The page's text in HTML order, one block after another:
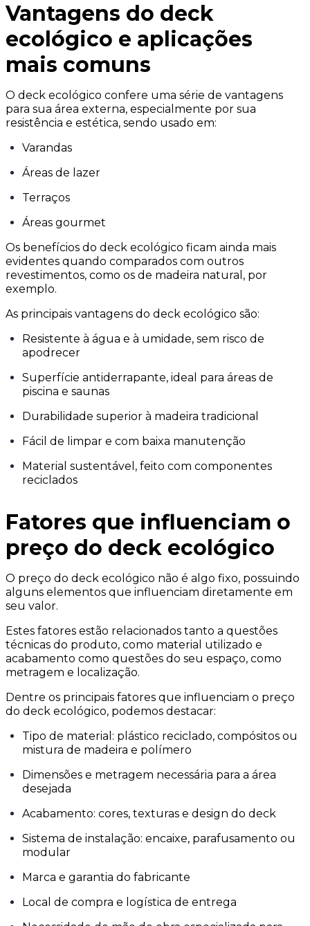
Vantagens do deck
ecológico e aplicações
mais comuns
O deck ecológico confere uma série de vantagens
para sua área externa, especialmente por sua
resistência e estética, sendo usado em:
Varandas
Áreas de lazer
Terraços
Áreas gourmet
Os benefícios do deck ecológico ficam ainda mais
evidentes quando comparados com outros
revestimentos, como os de madeira natural, por
exemplo.
As principais vantagens do deck ecológico são:
Resistente à água e à umidade, sem risco de
apodrecer
Superfície antiderrapante, ideal para áreas de
piscina e saunas
Durabilidade superior à madeira tradicional
Fácil de limpar e com baixa manutenção
Material sustentável, feito com componentes
reciclados
Fatores que influenciam o
preço do deck ecológico
O preço do deck ecológico não é algo fixo, possuindo
alguns elementos que influenciam diretamente em
seu valor.
Estes fatores estão relacionados tanto a questões
técnicas do produto, como material utilizado e
acabamento como questões do seu espaço, como
metragem e localização.
Dentre os principais fatores que influenciam o preço
do deck ecológico, podemos destacar:
Tipo de material: plástico reciclado, compósitos ou
mistura de madeira e polímero
Dimensões e metragem necessária para a área
desejada
Acabamento: cores, texturas e design do deck
Sistema de instalação: encaixe, parafusamento ou
modular
Marca e garantia do fabricante
Local de compra e logística de entrega